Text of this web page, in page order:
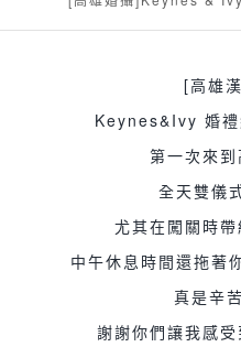
[高雄
Keynes&Ivy 婚禮
第一次來
全天雙儀
尤其在闖關時
中午休息時間還拖著
真是辛
謝謝你們讓我感